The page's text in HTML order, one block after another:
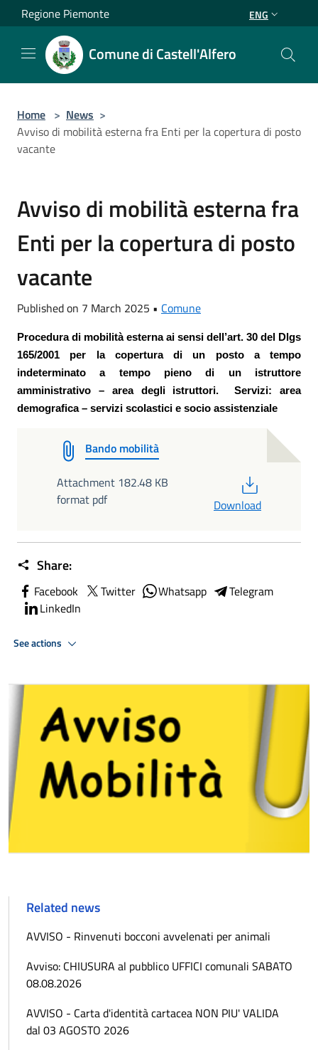
Salta al contenuto principale
Regione Piemonte ENG
Comune di Castell'Alfero
Home > News >
Avviso di mobilità esterna fra Enti per la copertura di posto
vacante
Avviso di mobilità esterna fra
Enti per la copertura di posto
vacante
Published on 7 March 2025 • Comune
Procedura di mobilità esterna ai sensi dell’art. 30 del Dlgs
165/2001 per la copertura di un posto a tempo
indeterminato a tempo pieno di un istruttore
amministrativo – area degli istruttori.
Servizi: area
demografica – servizi scolastici e socio assistenziale
Bando mobilità
Attachment 182.48 KB
format pdf
Download
Share:
Facebook Twitter Whatsapp
Telegram
LinkedIn
See actions
Related news
AVVISO - Rinvenuti bocconi avvelenati per animali
Avviso: CHIUSURA al pubblico UFFICI comunali SABATO
08.08.2026
AVVISO - Carta d'identità cartacea NON PIU' VALIDA
dal 03 AGOSTO 2026